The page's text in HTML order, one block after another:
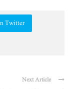
Twitter
Next Article